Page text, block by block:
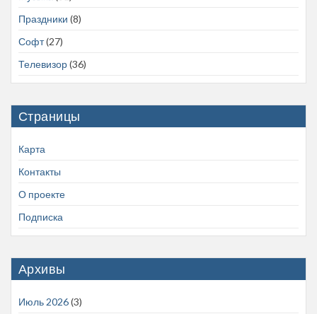
Праздники (8)
Софт(27)
Телевизор(36)
Страницы
Карта
Контакты
О проекте
Подписка
Архивы
Июль 2026(3)